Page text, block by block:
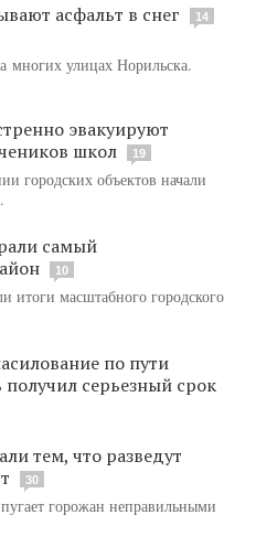
асфальт в снег 14
многих улицах Норильска.
эвакуируют
школ
19
городских объектов начали
самый
10
итоги масштабного городского
по пути
серьезный срок
тем, что разведут
30
горожан неправильными